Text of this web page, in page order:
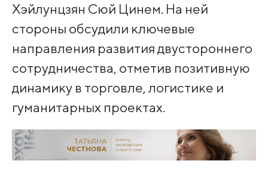
Хэйлунцзян Сюй Цинем. На ней
стороны обсудили ключевые
направления развития двустороннего
сотрудничества, отметив позитивную
динамику в торговле, логистике и
гуманитарных проектах.